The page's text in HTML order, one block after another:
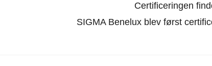
Certificeringen
SIGMA Benelux blev først